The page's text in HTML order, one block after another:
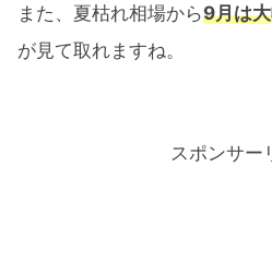
また、夏枯れ相場から9月は
が見て取れますね。
スポンサー